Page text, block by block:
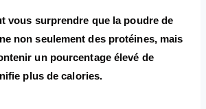
vous surprendre que la poudre de
non seulement des protéines, mais
un pourcentage élevé de
plus de calories.